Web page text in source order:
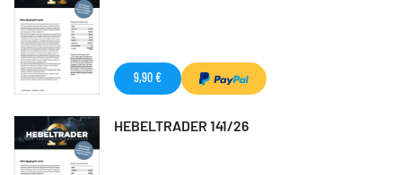
9,90 €
HEBELTRADER 141/26